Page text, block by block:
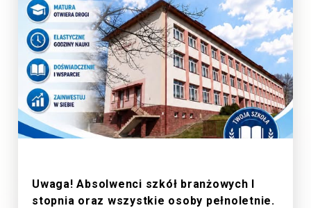
Uwaga! Absolwenci szkół branżowych I
stopnia oraz wszystkie osoby pełnoletnie.